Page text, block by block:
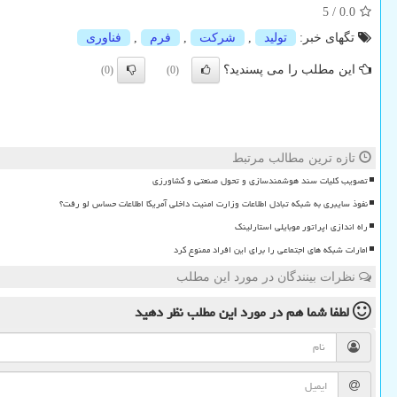
0.0
/
5
تگهای خبر:
تولید شركت فرم فناوری
این مطلب را می پسندید؟ (0)
(0)
تازه ترین مطالب مرتبط
تصویب کلیات سند هوشمندسازی و تحول صنعتی و کشاورزی
نفوذ سایبری به شبکه تبادل اطلاعات وزارت امنیت داخلی آمریکا اطلاعات حساس لو رفت؟
راه اندازی اپراتور موبایلی استارلینک
امارات شبکه های اجتماعی را برای این افراد ممنوع کرد
نظرات بینندگان در مورد این مطلب
لطفا شما همدر مورد این مطلبنظر دهید